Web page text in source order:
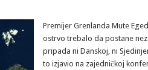
Premijer Grenlanda Mute
ostrvo trebalo da postane
pripada ni Danskoj, ni
to izjavio na zajedničkoj